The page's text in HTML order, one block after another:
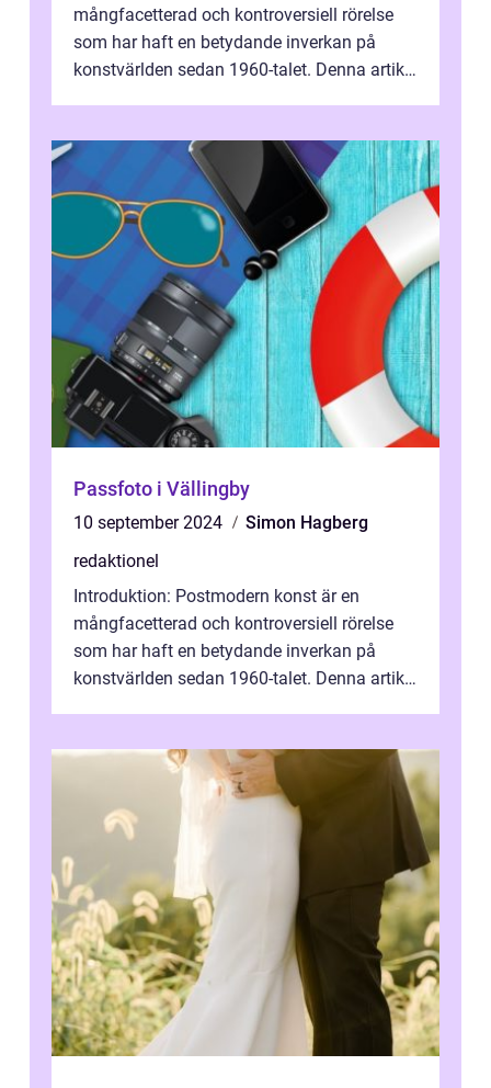
mångfacetterad och kontroversiell rörelse
som har haft en betydande inverkan på
konstvärlden sedan 1960-talet. Denna artikel
Passfoto i Vällingby
10 september 2024
Simon Hagberg
redaktionel
Introduktion: Postmodern konst är en
mångfacetterad och kontroversiell rörelse
som har haft en betydande inverkan på
konstvärlden sedan 1960-talet. Denna artikel